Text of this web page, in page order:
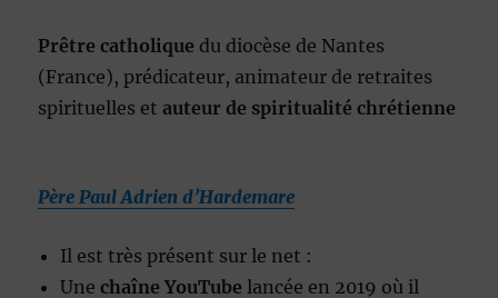
Prêtre catholique du diocèse de Nantes
(France), prédicateur, animateur de retraites
spirituelles etauteur de spiritualité chrétienne
Père Paul Adrien d’Hardemare
Il est très présent sur le net :
Unechaîne YouTube lancée en 2019 où il